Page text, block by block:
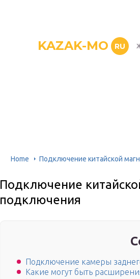
KAZAK-MO RU
Home Подключение китайской
Подключение
подключения
Подключение камеры
Какие могут быть